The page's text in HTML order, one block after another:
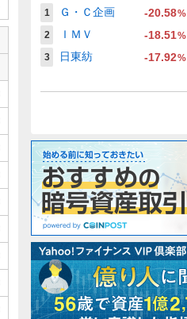
1 Ｇ・Ｃ企画 -20.58%
2
ＩＭＶ -18.51%
3
日東紡 -17.92%